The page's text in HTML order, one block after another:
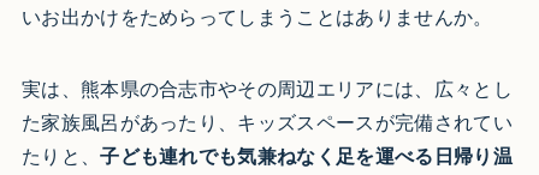
いお出かけをためらってしまうことはありませんか。
実は、熊本県の合志市やその周辺エリアには、広々とし
た家族風呂があったり、キッズスペースが完備されてい
たりと、子ども連れでも気兼ねなく足を運べる日帰り温